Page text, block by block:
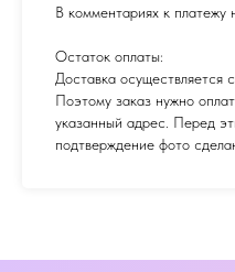
В комментариях к платежу
Остаток оплаты:
Доставка осуществляется
Поэтому заказ нужно
указанный адрес. Перед
подтверждение фото